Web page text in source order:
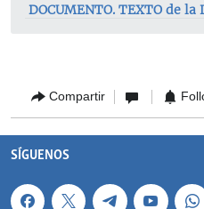
DOCUMENTO. TEXTO de
Compartir
SÍGUENOS